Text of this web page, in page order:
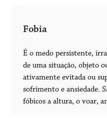
Fobia
É o medo persistente,
de uma situação, objeto
ativamente evitada ou
sofrimento e ansiedade.
fóbicos a altura, o voar,